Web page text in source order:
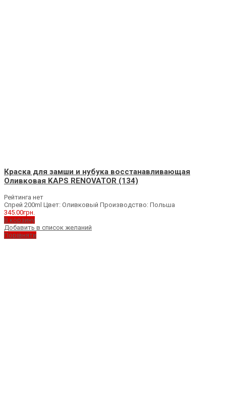
Краска для замши и нубука восстанавливающая
Оливковая KAPS RENOVATOR (134)
Рейтинга нет
Спрей 200ml Цвет: Оливковый Производство: Польша
345.00грн.
В корзину
Добавить в список желаний
Порівняти